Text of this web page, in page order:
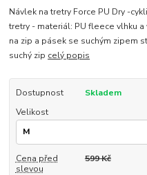
Návlek na tretry Force PU Dry -
tretry - materiál: PU fleece vlhku
na zip a pásek se suchým zipem
suchý zip celý popis
Dostupnost
Skladem
Velikost
Cena před
slevou
599 Kč